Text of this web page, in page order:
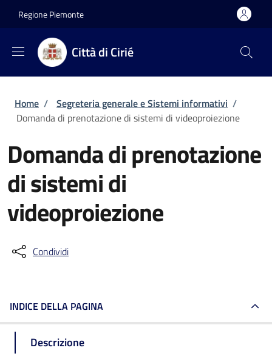
Regione Piemonte
Città di Cirié
Briciole di pane
Home / Segreteria generale e Sistemi informativi /
Domanda di prenotazione di sistemi di videoproiezione
Domanda di prenotazione
di sistemi di
videoproiezione
Condividi
INDICE DELLA PAGINA
Descrizione